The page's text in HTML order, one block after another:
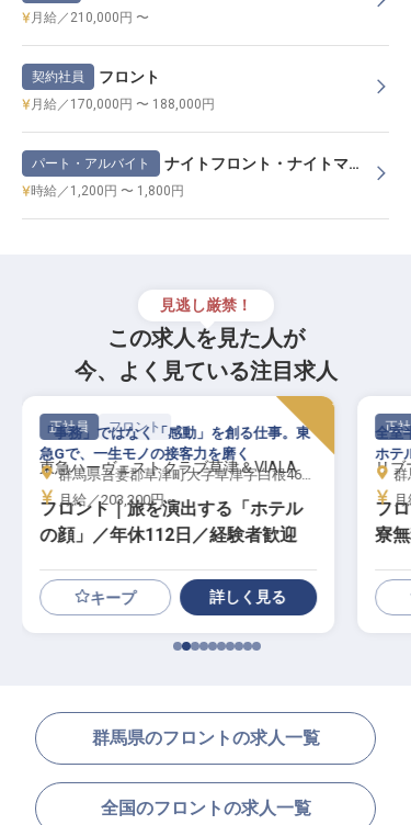
月給／210,000円 〜
契約社員 フロント
月給／170,000円 〜 188,000円
パート・アルバイト ナイトフロント・ナイトマネージャー
時給／1,200円 〜 1,800円
見逃し厳禁！
この求人を見た人が
今、よく見ている注目求人
正社員 フロント
東急ハーヴェストクラブ草津＆VIALA
フロント｜旅を演出する「ホテル
の顔」／年休112日／経験者歓迎
「事務」ではなく「感動」を創る仕事。東
急Gで、一生モノの接客力を磨く
群馬県吾妻郡草津町大字草津字白根464-35
月給／203,200円～
キープ 詳しく見る
正社
リブ
フ
寮
全室
ホテ
群
群馬県のフロントの求人一覧
全国のフロントの求人一覧